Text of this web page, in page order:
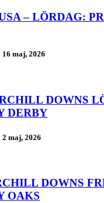
– LÖRDAG:
16 maj, 2026
DOWNS
DERBY
2 maj, 2026
DOWNS
OAKS